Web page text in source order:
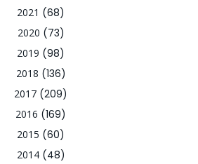
2021 (68)
2020 (73)
2019 (98)
2018 (136)
2017 (209)
2016 (169)
2015 (60)
2014(48)